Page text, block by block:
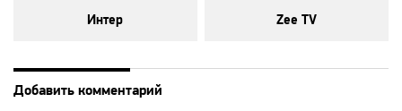
Hollywood
ICTV
Интер Zee TV
Добавить комментарий